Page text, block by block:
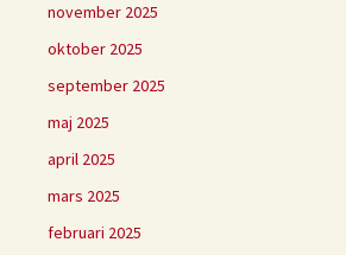
november 2025
oktober 2025
september 2025
maj 2025
april 2025
mars 2025
februari 2025